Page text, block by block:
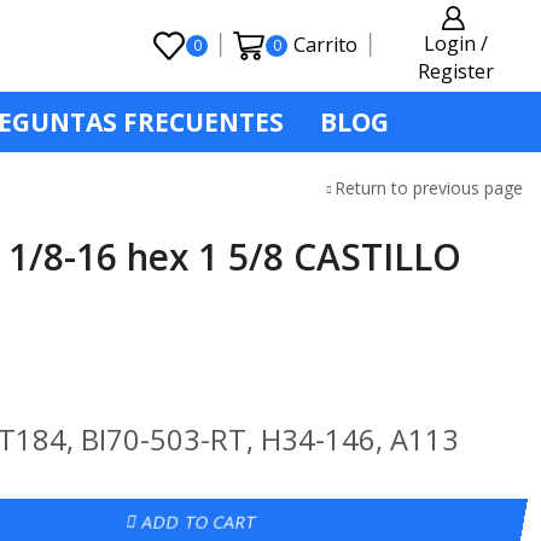
0 0 Carrito
Login /
Register
FRECUENTES BLOG
Return to previous page
8-16 hex 1 5/8 CASTILLO
BI70-503-RT, H34-146, A113
ADD TO CART